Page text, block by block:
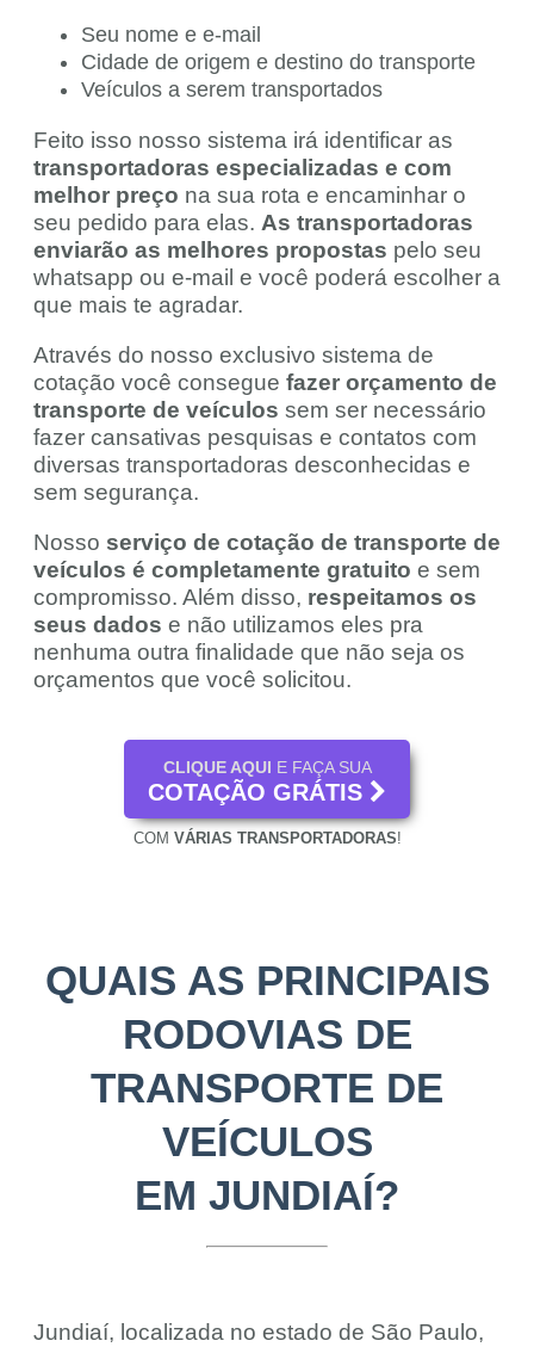
Seu nome e e-mail
Cidade de origem e destino do transporte
Veículos a serem transportados
Feito isso nosso sistema irá identificar as
transportadoras especializadas e com
melhor preço na sua rota e encaminhar o
seu pedido para elas. As transportadoras
enviarão as melhores propostas pelo seu
whatsapp ou e-mail e você poderá escolher a
que mais te agradar.
Através do nosso exclusivo sistema de
cotação você consegue fazer orçamento de
transporte de veículos sem ser necessário
fazer cansativas pesquisas e contatos com
diversas transportadoras desconhecidas e
sem segurança.
Nosso serviço de cotação de transporte de
veículos é completamente gratuito e sem
compromisso. Além disso, respeitamos os
seus dados e não utilizamos eles pra
nenhuma outra finalidade que não seja os
orçamentos que você solicitou.
CLIQUE AQUI E FAÇA SUA
COTAÇÃO GRÁTIS
COM VÁRIAS TRANSPORTADORAS!
QUAIS AS PRINCIPAIS
RODOVIAS DE
TRANSPORTE DE
VEÍCULOS
EM JUNDIAÍ?
Jundiaí, localizada no estado de São Paulo,